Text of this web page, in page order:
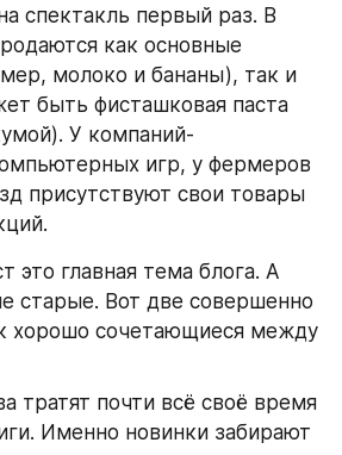
спектакль первый раз. В
как основные
молоко и бананы), так и
быть фисташковая паста
У компаний-
игр, у фермеров
присутствуют свои товары
это главная тема блога. А
старые. Вот две совершенно
хорошо сочетающиеся между
тратят почти всё своё время
Именно новинки забирают